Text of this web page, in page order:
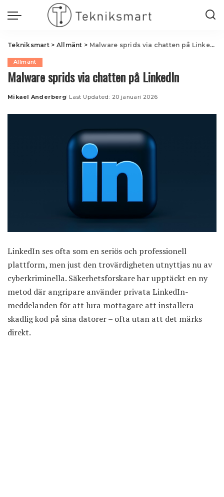
Tekniksmart> Allmänt > Malware sprids via chatten på LinkedIn
Allmänt
Malware sprids via chatten på LinkedIn
Posted
Mikael Anderberg Last Updated: 20 januari 2026
LinkedIn ses ofta som en seriös och professionell
plattform, men just den trovärdigheten utnyttjas nu av
cyberkriminella. Säkerhetsforskare har upptäckt en ny
metod där angripare använder privata LinkedIn-
meddelanden för att lura mottagare att installera
skadlig kod på sina datorer – ofta utan att det märks
direkt.